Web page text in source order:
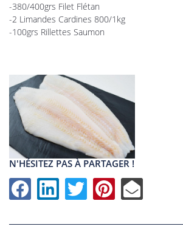
En cochant cette case, vous consentez à recevoir nos
l'adresse email indiqué ci-dessus. Vous pouvez vous
-380/400grs Filet Flétan
-2 Limandes Cardines 800/1kg
-100grs Rillettes Saumon
N'HÉSITEZ PAS À PARTAGER !